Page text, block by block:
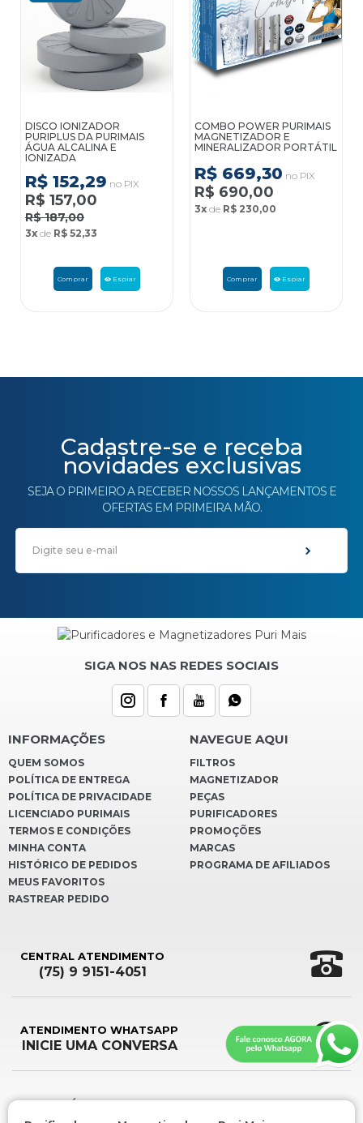
DISCO IONIZADOR
PURIPLUS DA PURIMAIS
ÁGUA ALCALINA E
IONIZADA
R$ 152,29 no PIX
R$ 157,00
R$ 187,00
3x de R$ 52,33
Comprar Espiar
COMBO POWER PURIMAIS
MAGNETIZADOR E
MINERALIZADOR PORTÁTIL
R$ 669,30 no PIX
R$ 690,00
3x de R$ 230,00
Comprar Espiar
Cadastre-se e receba
novidades exclusivas
SEJA O PRIMEIRO A RECEBER NOSSOS LANÇAMENTOS E
OFERTAS EM PRIMEIRA MÃO.
SIGA NOS NAS REDES SOCIAIS
INFORMAÇÕES
QUEM SOMOS
POLÍTICA DE ENTREGA
POLÍTICA DE PRIVACIDADE
LICENCIADO PURIMAIS
TERMOS E CONDIÇÕES
MINHA CONTA
HISTÓRICO DE PEDIDOS
MEUS FAVORITOS
RASTREAR PEDIDO
NAVEGUE AQUI
FILTROS
MAGNETIZADOR
PEÇAS
PURIFICADORES
PROMOÇÕES
MARCAS
PROGRAMA DE AFILIADOS
CENTRAL ATENDIMENTO
(75) 9 9151-4051
ATENDIMENTO WHATSAPP
INICIE UMA CONVERSA
FORMULÁRIO DE CONTATO
ENVIE SUA MENSAGEM